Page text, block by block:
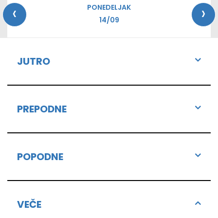
PONEDELJAK
14/09
‹ ›
JUTRO
PREPODNE
POPODNE
VEČE